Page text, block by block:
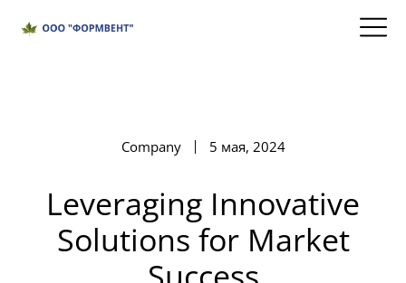
Company 5 мая, 2024
Leveraging Innovative
Solutions for Market